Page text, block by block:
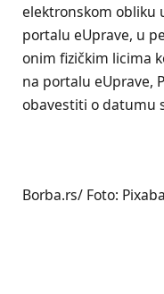
elektronskom obliku
portalu eUprave, u
onim fizičkim licima
na portalu eUprave,
obavestiti o datumu
Borba.rs/ Foto: